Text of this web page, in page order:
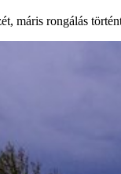
máris rongálás